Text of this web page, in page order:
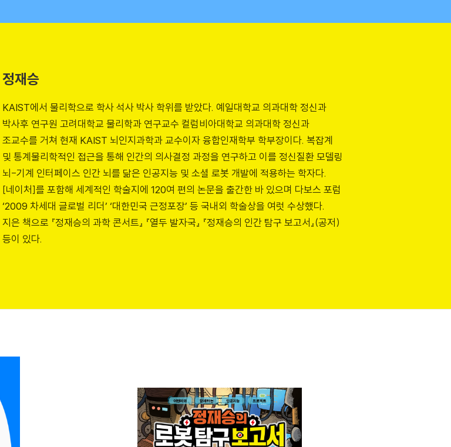
정재승
KAIST에서 물리학으로 학사 석사 박사 학위를 받았다. 예일대학교 의과대학 정신과
박사후 연구원 고려대학교 물리학과 연구교수 컬럼비아대학교 의과대학 정신과
조교수를 거쳐 현재 KAIST 뇌인지과학과 교수이자 융합인재학부 학부장이다. 복잡계
및 통계물리학적인 접근을 통해 인간의 의사결정 과정을 연구하고 이를 정신질환 모델링
뇌-기계 인터페이스 인간 뇌를 닮은 인공지능 및 소셜 로봇 개발에 적용하는 학자다.
[네이처]를 포함해 세계적인 학술지에 120여 편의 논문을 출간한 바 있으며 다보스 포럼
‘2009 차세대 글로벌 리더’ ‘대한민국 근정포장’ 등 국내외 학술상을 여럿 수상했다.
지은 책으로 『정재승의 과학 콘서트』 『열두 발자국』 『정재승의 인간 탐구 보고서』(공저)
등이 있다.